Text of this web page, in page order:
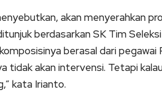
akan menyerahkan
berdasarkan SK Tim
berasal dari
tidak akan intervensi. Tetapi
kata Irianto.